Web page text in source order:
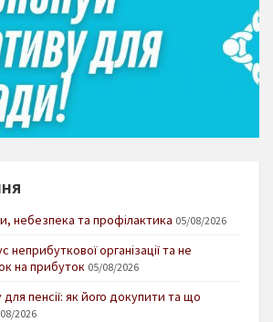
небезпека та профілактика 05/08/2026
неприбуткової організації та не
на прибуток 05/08/2026
пенсії: як його докупити та що
2026